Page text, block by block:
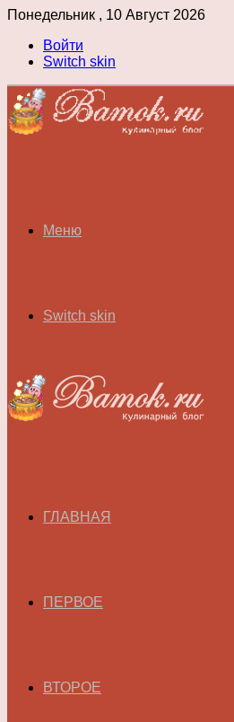
Понедельник , 10 Август 2026
Войти
Switch skin
Меню
Switch skin
ГЛАВНАЯ
ПЕРВОЕ
ВТОРОЕ